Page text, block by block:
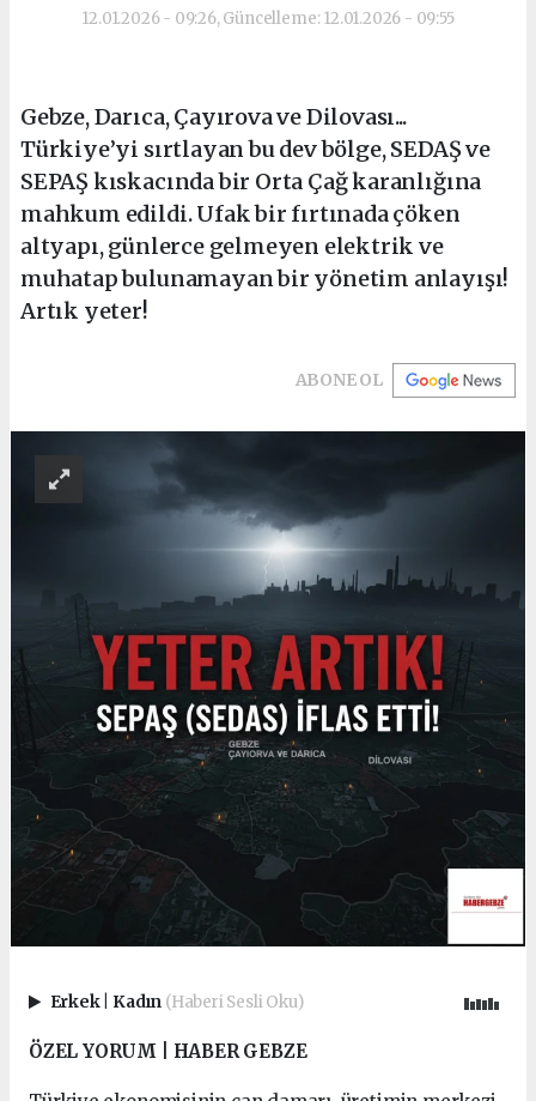
12.01.2026 - 09:26, Güncelleme: 12.01.2026 - 09:55
Gebze, Darıca, Çayırova ve Dilovası...
Türkiye’yi sırtlayan bu dev bölge, SEDAŞ ve
SEPAŞ kıskacında bir Orta Çağ karanlığına
mahkum edildi. Ufak bir fırtınada çöken
altyapı, günlerce gelmeyen elektrik ve
muhatap bulunamayan bir yönetim anlayışı!
Artık yeter!
ABONE OL
Erkek Kadın (Haberi Sesli Oku)
ÖZEL YORUM | HABER GEBZE